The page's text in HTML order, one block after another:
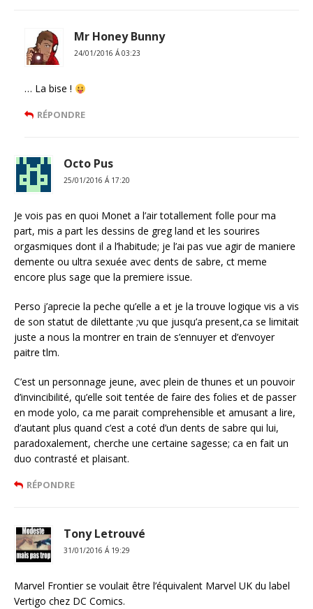
Mr Honey Bunny
24/01/2016 Á 03:23
… La bise !
RÉPONDRE
Octo Pus
25/01/2016 Á 17:20
Je vois pas en quoi Monet a l’air totallement folle pour ma
part, mis a part les dessins de greg land et les sourires
orgasmiques dont il a l’habitude; je l’ai pas vue agir de maniere
demente ou ultra sexuée avec dents de sabre, ct meme
encore plus sage que la premiere issue.
Perso j’aprecie la peche qu’elle a et je la trouve logique vis a vis
de son statut de dilettante ;vu que jusqu’a present,ca se limitait
juste a nous la montrer en train de s’ennuyer et d’envoyer
paitre tlm.
C’est un personnage jeune, avec plein de thunes et un pouvoir
d’invincibilité, qu’elle soit tentée de faire des folies et de passer
en mode yolo, ca me parait comprehensible et amusant a lire,
d’autant plus quand c’est a coté d’un dents de sabre qui lui,
paradoxalement, cherche une certaine sagesse; ca en fait un
duo contrasté et plaisant.
RÉPONDRE
Tony Letrouvé
31/01/2016 Á 19:29
Marvel Frontier se voulait être l’équivalent Marvel UK du label
Vertigo chez DC Comics.